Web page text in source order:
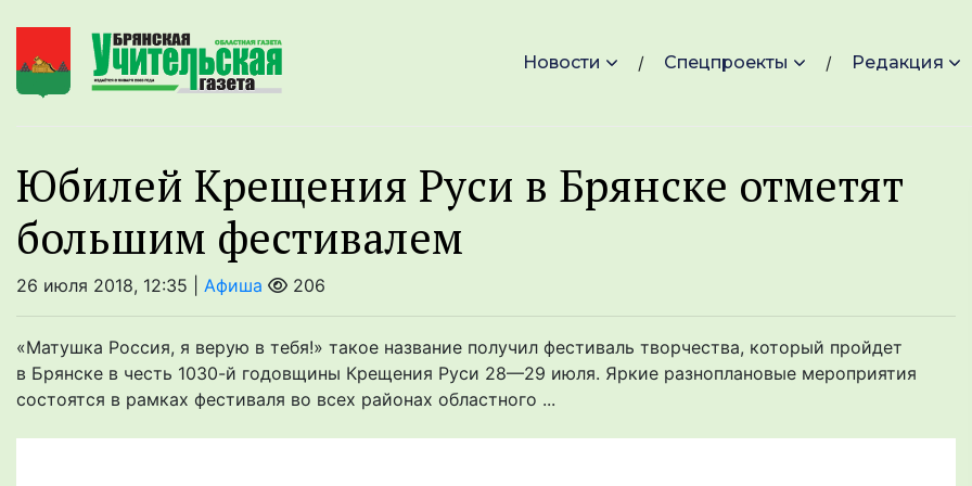
Новости Спецпроекты Редакция
Юбилей Крещения Руси в Брянске отметят
большим фестивалем
26 июля 2018, 12:35 | Афиша 206
«Матушка Россия, я верую в тебя!» такое название получил фестиваль творчества, который пройдет
в Брянске в честь 1030-й годовщины Крещения Руси 28—29 июля. Яркие разноплановые мероприятия
состоятся в рамках фестиваля во всех районах областного ...